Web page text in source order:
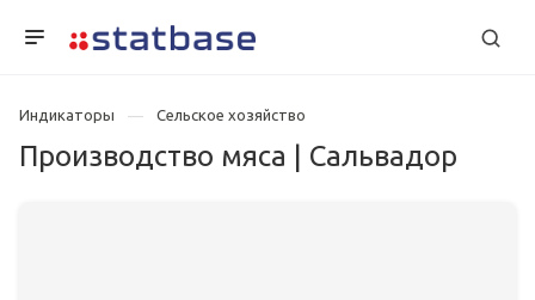
Индикаторы Сельское хозяйство
Производство мяса | Сальвадор